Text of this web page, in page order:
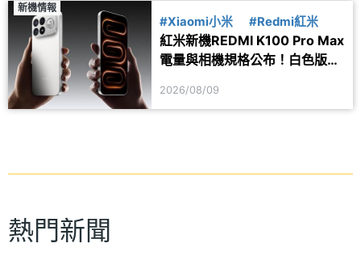
新機情報
#Xiaomi小米 #Redmi紅米
紅米新機REDMI K100 Pro Max
電量與相機規格公布！白色版本
2026/08/09
熱門新聞